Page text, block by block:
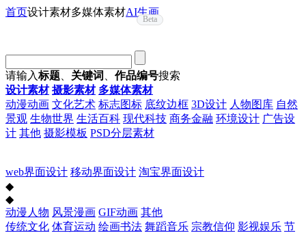
首页设计素材多媒体素材AI生画
Beta
请输入标题 关键词 作品编号搜索
设计素材 摄影素材 多媒体素材
动漫动画 文化艺术 标志图标 底纹边框 3D设计 人物图库 自然
景观 生物世界 生活百科 现代科技 商务金融 环境设计 广告设
计 其他 摄影模板 PSD分层素材
web界面设计 移动界面设计 淘宝界面设计
◆
◆
动漫人物 风景漫画 GIF动画 其他
传统文化 体育运动 绘画书法 舞蹈音乐 宗教信仰 影视娱乐 节